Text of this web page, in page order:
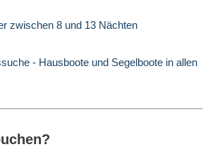
zwischen 8 und 13 Nächten
- Hausboote und Segelboote in allen